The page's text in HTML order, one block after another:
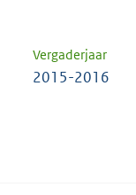
Vergaderjaar
2015-2016